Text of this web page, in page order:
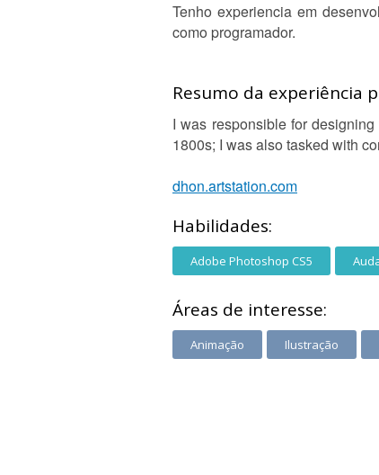
Tenho experiencia em
como programador.
Resumo da experiência
I was responsible for
1800s; I was also tasked with
dhon.artstation.com
Habilidades:
Adobe Photoshop CS5
Áreas de interesse:
Animação Ilustração